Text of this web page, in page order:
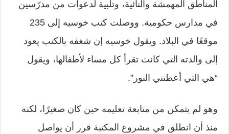
المناطق المهمشة والنائية، وتلبية لدعوات من مدرّسين
في مدارس حكومية. ووصلت كتب خوسيه إلى 235
موقعًا في البلاد. ويقول خوسيه إن شغفه بالكتب يعود
إلى والدته التي كانت تقرأ كل مساء لأطفالها، ويقول
“هي التي أعطتني النور”.
وهو لم يتمكن من متابعة تعليمه حين كان صغيرًا، لكنه
منذ أن انطلق في مشروع المكتبة قرر أن يواصل